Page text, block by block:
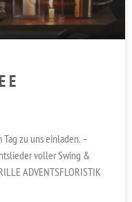
E
zu uns einladen. –
voller Swing &
ADVENTSFLORISTIK